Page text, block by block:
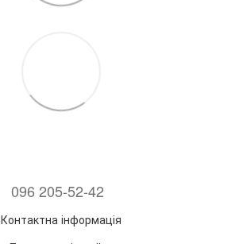
096 205-52-42
Контактна інформація